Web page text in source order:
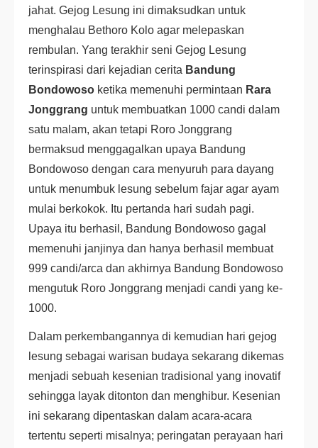
jahat. Gejog Lesung ini dimaksudkan untuk
menghalau Bethoro Kolo agar melepaskan
rembulan. Yang terakhir seni Gejog Lesung
terinspirasi dari kejadian cerita Bandung
Bondowoso ketika memenuhi permintaan Rara
Jonggrang untuk membuatkan 1000 candi dalam
satu malam, akan tetapi Roro Jonggrang
bermaksud menggagalkan upaya Bandung
Bondowoso dengan cara menyuruh para dayang
untuk menumbuk lesung sebelum fajar agar ayam
mulai berkokok. Itu pertanda hari sudah pagi.
Upaya itu berhasil, Bandung Bondowoso gagal
memenuhi janjinya dan hanya berhasil membuat
999 candi/arca dan akhirnya Bandung Bondowoso
mengutuk Roro Jonggrang menjadi candi yang ke-
1000.
Dalam perkembangannya di kemudian hari gejog
lesung sebagai warisan budaya sekarang dikemas
menjadi sebuah kesenian tradisional yang inovatif
sehingga layak ditonton dan menghibur. Kesenian
ini sekarang dipentaskan dalam acara-acara
tertentu seperti misalnya; peringatan perayaan hari